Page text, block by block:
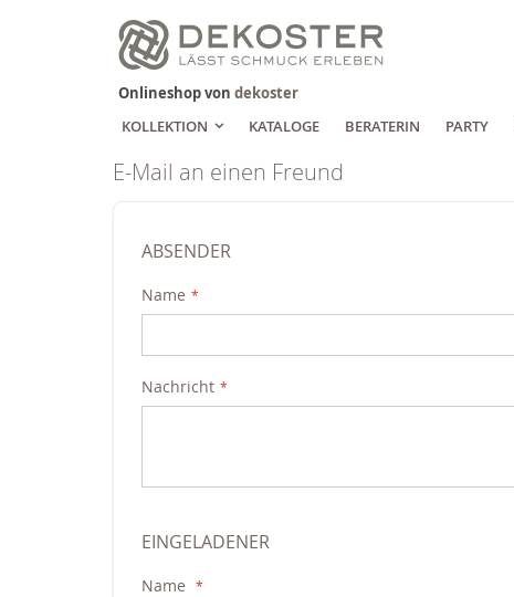
Zum
Inhalt
springen
Onlineshop von dekoster
KOLLEKTION
KATALOGE BERATERIN PARTY
E-Mail an einen Freund
ABSENDER
Name
Nachricht
EINGELADENER
Name